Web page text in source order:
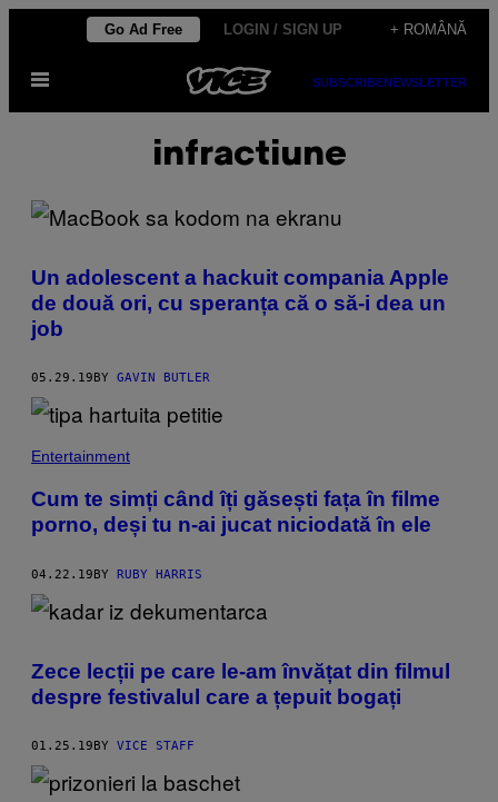
content
Go Ad Free LOGIN / SIGN UP + ROMÂNĂ
Open
SUBSCRIBENEWSLETTER
infractiune
Un adolescent a hackuit compania Apple
de două ori, cu speranța că o să-i dea un
job
05.29.19 BY GAVIN BUTLER
Entertainment
Cum te simți când îți găsești fața în filme
porno, deși tu n-ai jucat niciodată în ele
04.22.19BY RUBY HARRIS
Zece lecții pe care le-am învățat din filmul
despre festivalul care a țepuit bogați
01.25.19 BY VICE STAFF